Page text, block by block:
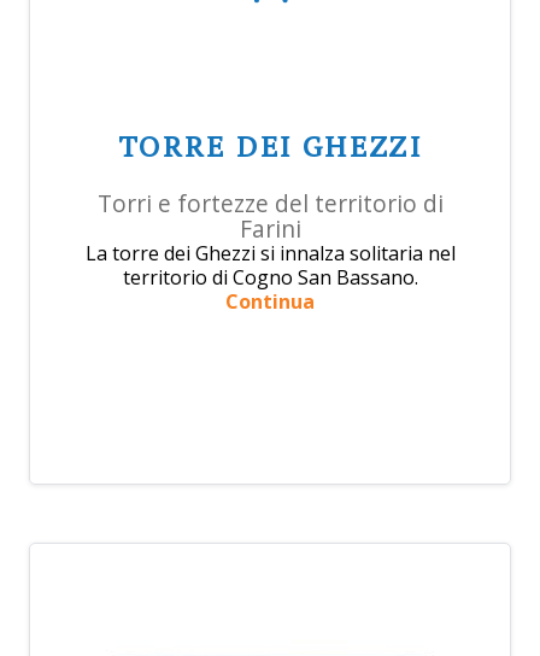
TORRE DEI GHEZZI
Torri e fortezze del territorio di
Farini
La torre dei Ghezzi si innalza solitaria nel
territorio di Cogno San Bassano.
Continua